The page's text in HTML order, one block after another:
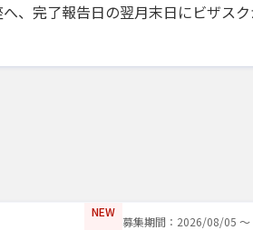
、完了報告日の翌月末日にビザスク
NEW
募集期間：2026/08/05